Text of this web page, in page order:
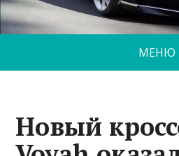
МЕНЮ
Новый